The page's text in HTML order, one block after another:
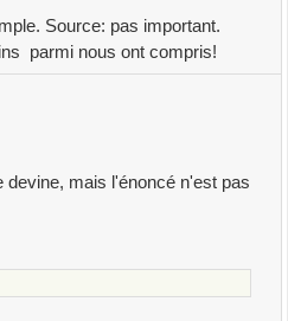
Source: pas important.
parmi nous ont compris!
devine, mais l'énoncé n'est pas